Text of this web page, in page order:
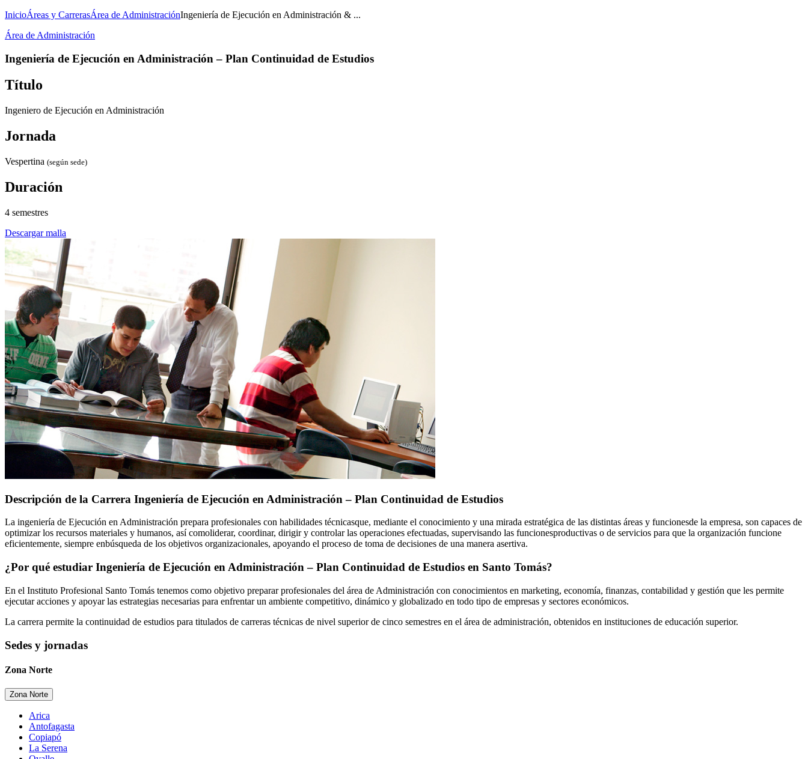
InicioÁreas y CarrerasÁrea de AdministraciónIngeniería de Ejecución en Administración & ...
Área de Administración
Ingeniería de Ejecución en Administración – Plan Continuidad de Estudios
Título
Ingeniero de Ejecución en Administración
Jornada
Vespertina (según sede)
Duración
4 semestres
Descargar malla
Descripción de la Carrera Ingeniería de Ejecución en Administración – Plan Continuidad de Estudios
La ingeniería de Ejecución en Administración prepara profesionales con habilidades técnicasque, mediante el conocimiento y una mirada estratégica de las distintas áreas y funcionesde la empresa, son capaces de
optimizar los recursos materiales y humanos, así comoliderar, coordinar, dirigir y controlar las operaciones efectuadas, supervisando las funcionesproductivas o de servicios para que la organización funcione
eficientemente, siempre enbúsqueda de los objetivos organizacionales, apoyando el proceso de toma de decisiones de una manera asertiva.
¿Por qué estudiar Ingeniería de Ejecución en Administración – Plan Continuidad de Estudios en Santo Tomás?
En el Instituto Profesional Santo Tomás tenemos como objetivo preparar profesionales del área de Administración con conocimientos en marketing, economía, finanzas, contabilidad y gestión que les permite
ejecutar acciones y apoyar las estrategias necesarias para enfrentar un ambiente competitivo, dinámico y globalizado en todo tipo de empresas y sectores económicos.
La carrera permite la continuidad de estudios para titulados de carreras técnicas de nivel superior de cinco semestres en el área de administración, obtenidos en instituciones de educación superior.
Sedes y jornadas
Zona Norte
Zona Norte
Arica
Antofagasta
Copiapó
La Serena